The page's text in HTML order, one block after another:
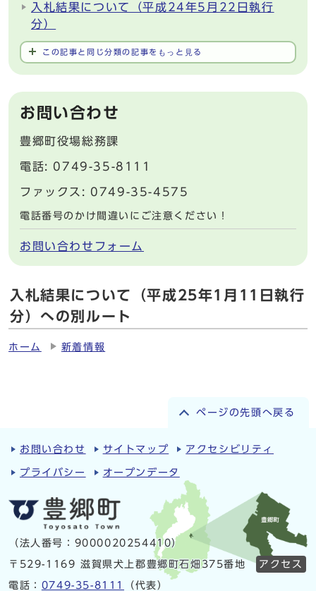
入札結果について（平成24年5月22日執行
分）
この記事と同じ分類の記事をもっと見る
お問い合わせ
豊郷町役場総務課
電話: 0749-35-8111
ファックス: 0749-35-4575
電話番号のかけ間違いにご注意ください！
お問い合わせフォーム
入札結果について（平成25年1月11日執行
分）への別ルート
ホーム 新着情報
ページの先頭へ戻る
お問い合わせ サイトマップ アクセシビリティ
プライバシー オープンデータ
（法人番号：9000020254410）
〒529-1169 滋賀県犬上郡豊郷町石畑375番地 アクセス
電話： 0749-35-8111 （代表）